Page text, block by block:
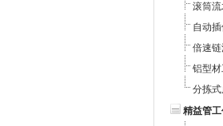
滚筒
自动
倍速
铝型
分拣
精益管